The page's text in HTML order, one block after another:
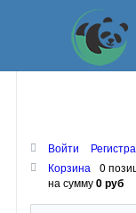
Войти
Корзина
0
на сумму0 руб